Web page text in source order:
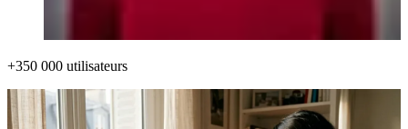
+350 000 utilisateurs